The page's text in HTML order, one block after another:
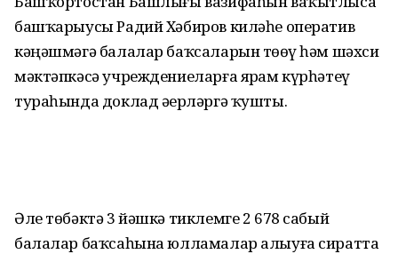
башҡарыусы Радий Хәбиров киләһе оператив
кәңәшмәгә балалар баҡсаларын төҙөү һәм шәхси
мәктәпкәсә учреждениеларға ярҙам күрһәтеү
тураһында доклад әҙерләргә ҡушты.
Әле төбәктә 3 йәшкә тиклемге 2 678 сабый
балалар баҡсаһына юлламалар алыуға сиратта